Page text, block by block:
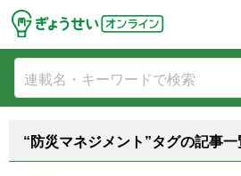
“防災マネジメント”タグの記事